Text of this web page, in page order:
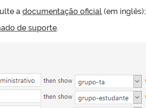
a documentação oficial(em inglês);
de suporte.